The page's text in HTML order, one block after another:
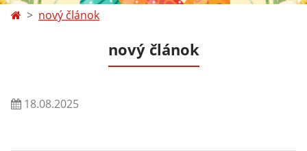
nový článok
nový článok
18.08.2025